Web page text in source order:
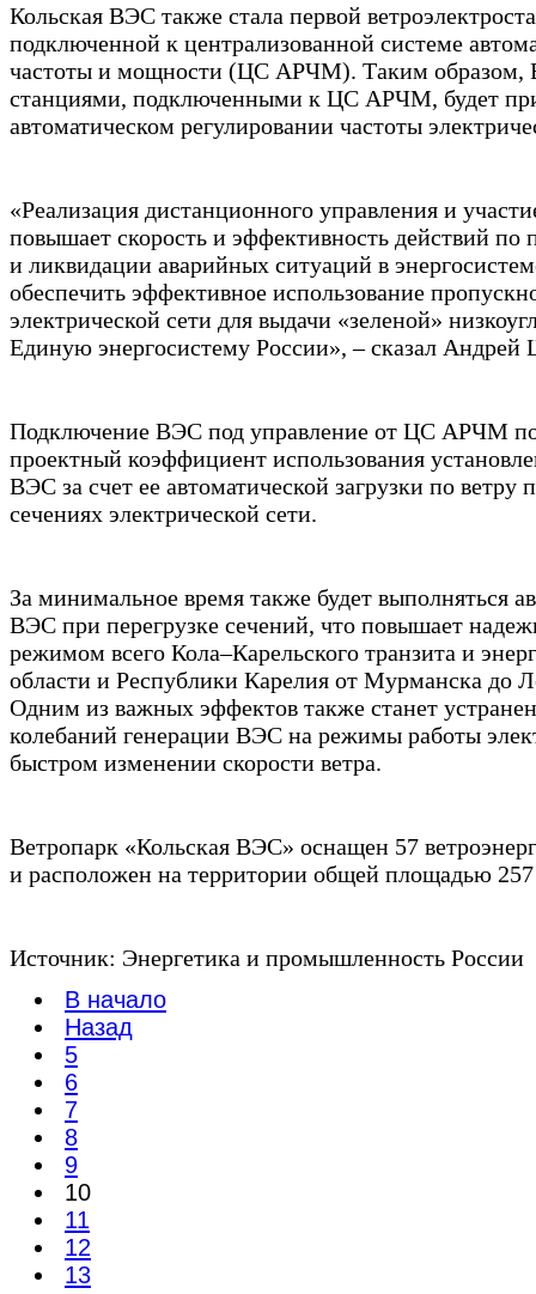
Кольская ВЭС также стала первой
подключенной к централизованной системе
частоты и мощности (ЦС АРЧМ). Таким образом,
станциями, подключенными к ЦС АРЧМ, будет
автоматическом регулировании частоты
«Реализация дистанционного управления и
повышает скорость и эффективность действий по
и ликвидации аварийных ситуаций в
обеспечить эффективное использование
электрической сети для выдачи «зеленой»
Единую энергосистему России», – сказал Андрей
Подключение ВЭС под управление от ЦС АРЧМ
проектный коэффициент использования
ВЭС за счет ее автоматической загрузки по ветру
сечениях электрической сети.
За минимальное время также будет выполняться
ВЭС при перегрузке сечений, что повышает
режимом всего Кола–Карельского транзита и
области и Республики Карелия от Мурманска до
Одним из важных эффектов также станет
колебаний генерации ВЭС на режимы работы
быстром изменении скорости ветра.
Ветропарк «Кольская ВЭС» оснащен 57
и расположен на территории общей площадью 257
Источник: Энергетика и промышленность России
В начало
Назад
5
6
7
8
9
10
11
12
13